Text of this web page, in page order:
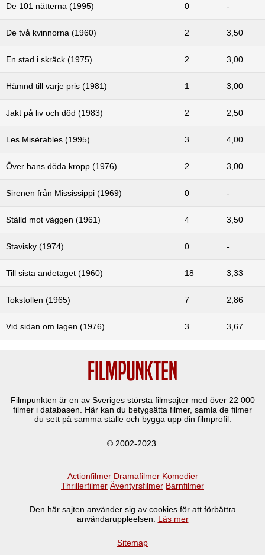
De 101 nätterna (1995) 0 -
De två kvinnorna (1960) 2 3,50
En stad i skräck (1975) 2 3,00
Hämnd till varje pris (1981) 1 3,00
Jakt på liv och död (1983) 2 2,50
Les Misérables (1995) 3 4,00
Över hans döda kropp (1976) 2 3,00
Sirenen från Mississippi (1969) 0 -
Ställd mot väggen (1961) 4 3,50
Stavisky (1974) 0 -
Till sista andetaget (1960) 18 3,33
Tokstollen (1965) 7 2,86
Vid sidan om lagen (1976) 3 3,67
Filmpunkten är en av Sveriges största filmsajter med över 22 000
filmer i databasen. Här kan du betygsätta filmer, samla de filmer
du sett på samma ställe och bygga upp din filmprofil.
© 2002-2023.
Actionfilmer Dramafilmer Komedier
Thrillerfilmer Äventyrsfilmer Barnfilmer
Den här sajten använder sig av cookies för att förbättra
användaruppleelsen. Läs mer
Sitemap